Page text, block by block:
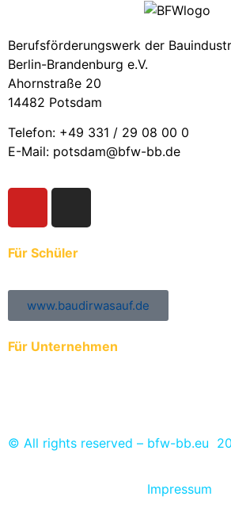
Berufsförderungswerk der
Berlin-Brandenburg e.V.
Ahornstraße 20
14482 Potsdam
Telefon: +49 331 / 29 08 00 0
E-Mail: potsdam@bfw-bb.de
Für Schüler
www.baudirwasauf.de
Für Unternehmen
© All rights reserved – bfw-bb.eu
Impressum